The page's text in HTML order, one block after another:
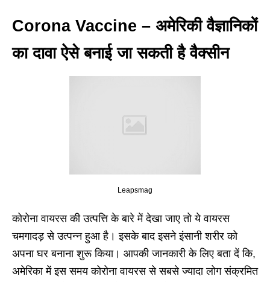
Corona Vaccine – अमेरिकी वैज्ञानिकों
का दावा ऐसे बनाई जा सकती है वैक्सीन
Leapsmag
कोरोना वायरस की उत्पत्ति के बारे में देखा जाए तो ये वायरस
चमगादड़ से उत्पन्न हुआ है। इसके बाद इसने इंसानी शरीर को
अपना घर बनाना शुरू किया। आपकी जानकारी के लिए बता दें कि,
अमेरिका में इस समय कोरोना वायरस से सबसे ज्यादा लोग संक्रमित